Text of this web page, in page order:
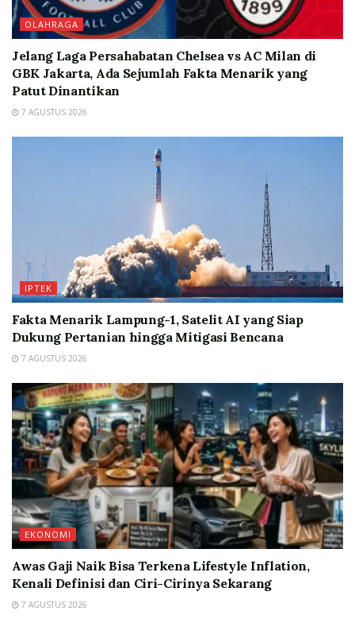
OLAHRAGA
Jelang Laga Persahabatan Chelsea vs AC Milan di
GBK Jakarta, Ada Sejumlah Fakta Menarik yang
Patut Dinantikan
7 AGUSTUS 2026
IPTEK
Fakta Menarik Lampung-1, Satelit AI yang Siap
Dukung Pertanian hingga Mitigasi Bencana
7 AGUSTUS 2026
EKONOMI
Awas Gaji Naik Bisa Terkena Lifestyle Inflation,
Kenali Definisi dan Ciri-Cirinya Sekarang
7 AGUSTUS 2026